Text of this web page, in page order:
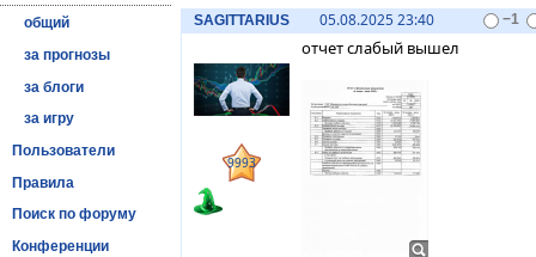
общий
за прогнозы
за блоги
за игру
Пользователи
Правила
Поиск по форуму
Конференции
SAGITTARIUS 05.08.2025 23:40 −1
9993
отчет слабый вышел